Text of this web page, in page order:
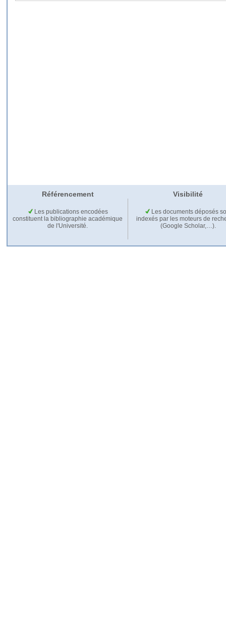
Référencement Visibilité
Les publications encodées
constituent la bibliographie académique
de l'Université.
Les documents déposés
indexés par les moteurs de
(Google Scholar,…).